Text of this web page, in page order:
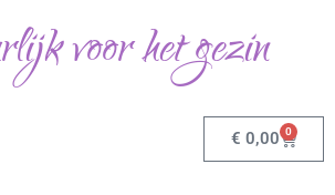
voor het gezin
€ 0,00 0
op
populariteit